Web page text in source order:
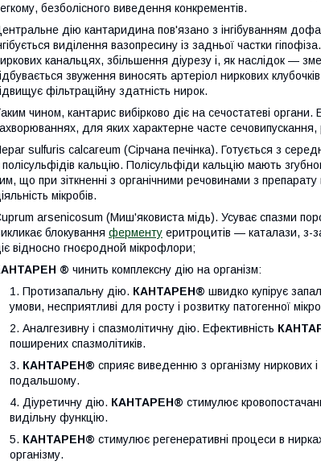
безболісного виведення конкрементів.
дію кантаридина пов'язано з інгібуванням
виділення вазопресину із задньої частки
канальцях, збільшення діурезу і, як наслідок —
звуження виносять артеріол ниркових
фільтраційну здатність нирок.
чином, кантарис вибірково діє на сечостатеві
для яких характерне часте сечовипускання,
sulfuris calcareum (Сірчана печінка). Готується з
полісульфідів кальцію. Полісульфіди кальцію мають
що при зіткненні з органічними речовинами з
мікробів.
arsenicosum (Миш'яковиста мідь). Усуває спазми
блокування ферменту еритроцитів — каталази, з-
відносно гноєродной мікрофлори;
® чинить комплексну дію на організм:
Протизапальну дію. КАНТАРЕН® швидко купірує
умови, несприятливі для росту і розвитку патогенної
Аналгезивну і спазмолітичну дію. Ефективність
поширених спазмолітиків.
КАНТАРЕН® сприяє виведенню з організму ниркових і
подальшому.
Діуретичну дію. КАНТАРЕН® стимулює
видільну функцію.
КАНТАРЕН® стимулює регенеративні процеси в
організму.